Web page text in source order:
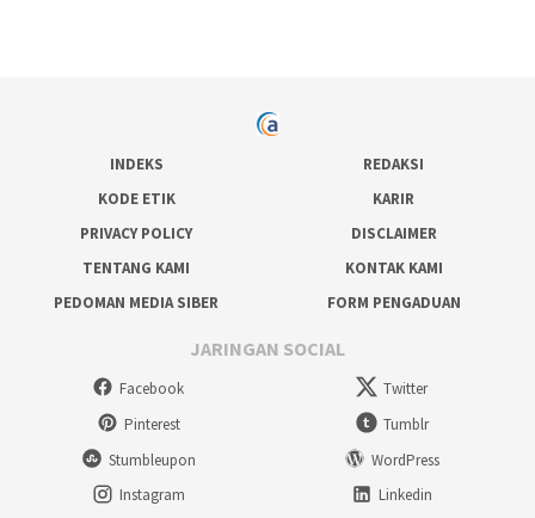
INDEKS
REDAKSI
KODE ETIK
KARIR
PRIVACY POLICY
DISCLAIMER
TENTANG KAMI
KONTAK KAMI
PEDOMAN MEDIA SIBER
FORM PENGADUAN
JARINGAN SOCIAL
Facebook
Twitter
Pinterest
Tumblr
Stumbleupon
WordPress
Instagram
Linkedin